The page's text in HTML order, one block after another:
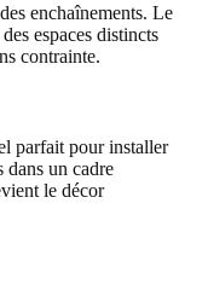
enchaînements. Le
espaces distincts
contrainte.
parfait pour installer
un cadre
le décor